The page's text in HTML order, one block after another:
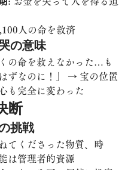
人の命を救済
の意味
の命を救えなかった…も
ずなのに！」 → 宝の位置
も完全に変わった
断
挑戦
てくださった物質、時
は管理者的資源